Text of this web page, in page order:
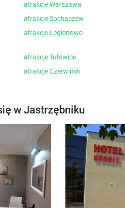
atrakcje Warszawa
atrakcje Sochaczew
atrakcje Legionowo
atrakcje Tułowice
atrakcje Czerwińsk
w Jastrzębniku